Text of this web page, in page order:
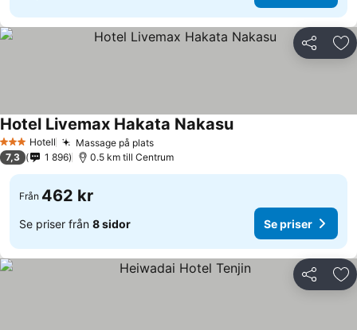
Dela
3 StjärnorHotell Massage på plats
Hotel Livemax Hakata Nakasu
7,3 1 896 0.5 km till Centrum
Från 462 kr
Se priser från 8 sidor Se priser
Dela